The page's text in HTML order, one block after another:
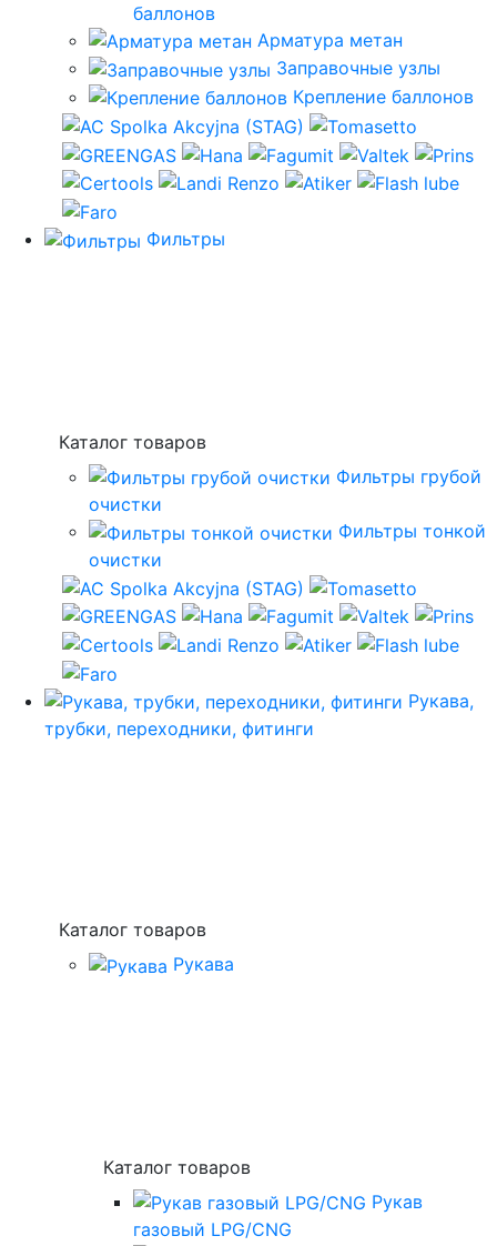
баллонов
Арматура метан
Заправочные узлы
Крепление баллонов
Фильтры
Каталог товаров
Фильтры грубой
очистки
Фильтры тонкой
очистки
Рукава,
трубки, переходники, фитинги
Каталог товаров
Рукава
Каталог товаров
Рукав
газовый LPG/CNG